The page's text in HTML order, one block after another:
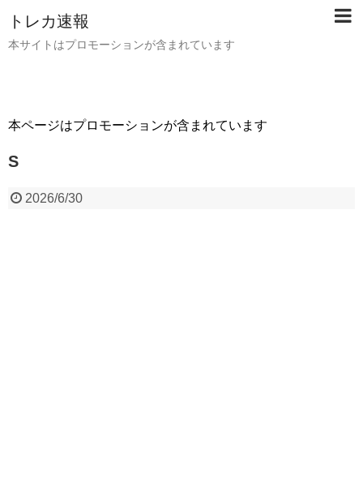
トレカ速報
本サイトはプロモーションが含まれています
本ページはプロモーションが含まれています
S
2026/6/30